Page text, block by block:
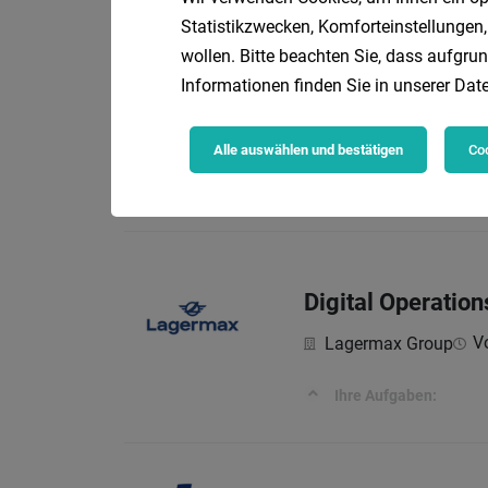
ERP
Lagermax Group
Digital
Lagermax Group
Ihre Aufgaben:
Statistikzwecken,
wollen. Bitte beachten Sie, dass
Informationen finden Sie in unserer
Alle auswählen und bestätigen